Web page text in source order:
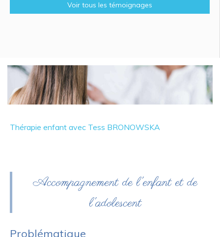
Voir tous les témoignages
Thérapie enfant avec Tess BRONOWSKA
Accompagnement de l'enfant et de
l'adolescent
Problématique